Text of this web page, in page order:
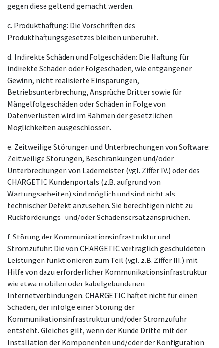
gegen diese geltend gemacht werden.
c. Produkthaftung: Die Vorschriften des
Produkthaftungsgesetzes bleiben unberührt.
d. Indirekte Schäden und Folgeschäden: Die Haftung für
indirekte Schäden oder Folgeschäden, wie entgangener
Gewinn, nicht realisierte Einsparungen,
Betriebsunterbrechung, Ansprüche Dritter sowie für
Mängelfolgeschäden oder Schäden in Folge von
Datenverlusten wird im Rahmen der gesetzlichen
Möglichkeiten ausgeschlossen.
e. Zeitweilige Störungen und Unterbrechungen von Software:
Zeitweilige Störungen, Beschränkungen und/oder
Unterbrechungen von Lademeister (vgl. Ziffer IV.) oder des
CHARGETIC Kundenportals (z.B. aufgrund von
Wartungsarbeiten) sind möglich und sind nicht als
technischer Defekt anzusehen. Sie berechtigen nicht zu
Rückforderungs- und/oder Schadensersatzansprüchen.
f. Störung der Kommunikationsinfrastruktur und
Stromzufuhr: Die von CHARGETIC vertraglich geschuldeten
Leistungen funktionieren zum Teil (vgl. z.B. Ziffer III.) mit
Hilfe von dazu erforderlicher Kommunikationsinfrastruktur
wie etwa mobilen oder kabelgebundenen
Internetverbindungen. CHARGETIC haftet nicht für einen
Schaden, der infolge einer Störung der
Kommunikationsinfrastruktur und/oder Stromzufuhr
entsteht. Gleiches gilt, wenn der Kunde Dritte mit der
Installation der Komponenten und/oder der Konfiguration